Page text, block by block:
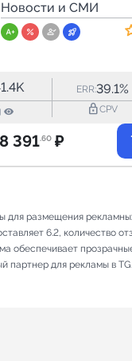
Новости
Новости и СМИ
ERR:39.1%
lock_outlineCPV
8 391.60 ₽
размещения
6.2, количество
для рекламы в